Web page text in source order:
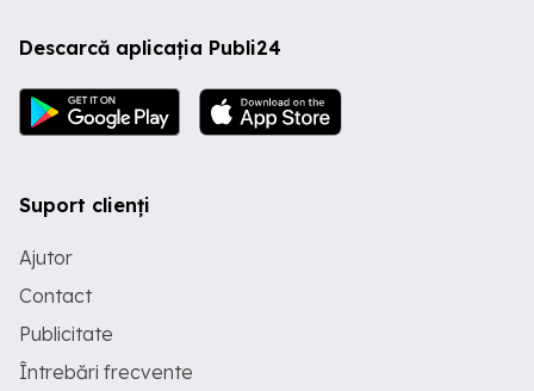
Descarcă aplicația Publi24
Suport clienți
Ajutor
Contact
Publicitate
Întrebări frecvente